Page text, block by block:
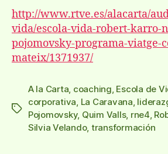
http://www.rtve.es/alacarta/
vida/escola-vida-robert-karro-
pojomovsky-programa-viatge-
mateix/1371937/
Etiquetas
A la Carta, coaching, Escola de
corporativa, La Caravana,
Pojomovsky, Quim Valls, rne4,
Silvia Velando, transformación